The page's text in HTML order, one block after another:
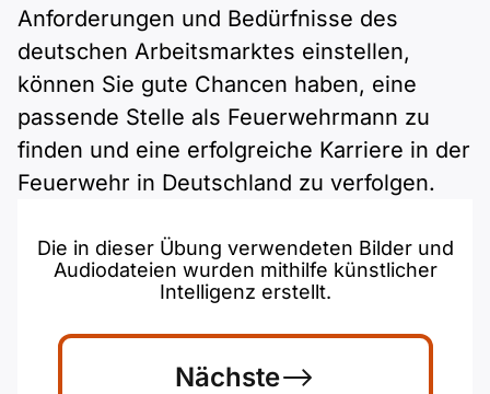
Anforderungen und Bedürfnisse des
deutschen Arbeitsmarktes einstellen,
können Sie gute Chancen haben, eine
passende Stelle als Feuerwehrmann zu
finden und eine erfolgreiche Karriere in der
Feuerwehr in Deutschland zu verfolgen.
Nächste
Die in dieser Übung verwendeten Bilder und
Audiodateien wurden mithilfe künstlicher
Intelligenz erstellt.